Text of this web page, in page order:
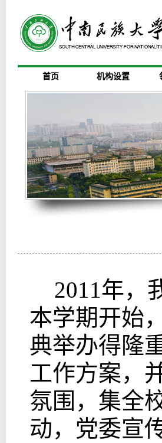
首页 机构设置
2011年，
本学期开始
典举办得隆
工作方案，
氛围，集全
动，党委宣